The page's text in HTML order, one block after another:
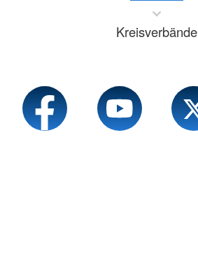
Kreisverbände